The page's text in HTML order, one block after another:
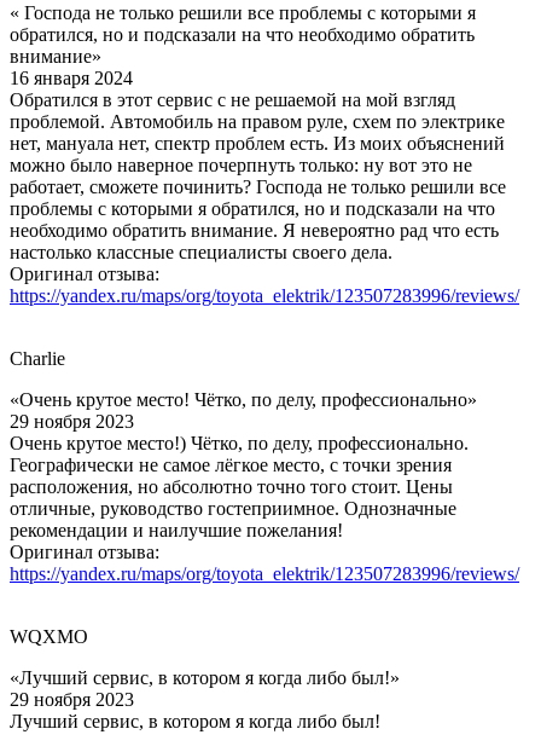
« Господа не только решили все проблемы с которыми я
обратился, но и подсказали на что необходимо обратить
внимание»
16 января 2024
Обратился в этот сервис с не решаемой на мой взгляд
проблемой. Автомобиль на правом руле, схем по электрике
нет, мануала нет, спектр проблем есть. Из моих объяснений
можно было наверное почерпнуть только: ну вот это не
работает, сможете починить? Господа не только решили все
проблемы с которыми я обратился, но и подсказали на что
необходимо обратить внимание. Я невероятно рад что есть
настолько классные специалисты своего дела.
Оригинал отзыва:
https://yandex.ru/maps/org/toyota_elektrik/123507283996/reviews/
Charlie
«Очень крутое место! Чётко, по делу, профессионально»
29 ноября 2023
Очень крутое место!) Чётко, по делу, профессионально.
Географически не самое лёгкое место, с точки зрения
расположения, но абсолютно точно того стоит. Цены
отличные, руководство гостеприимное. Однозначные
рекомендации и наилучшие пожелания!
Оригинал отзыва:
https://yandex.ru/maps/org/toyota_elektrik/123507283996/reviews/
WQXMO
«Лучший сервис, в котором я когда либо был!»
29 ноября 2023
Лучший сервис, в котором я когда либо был!